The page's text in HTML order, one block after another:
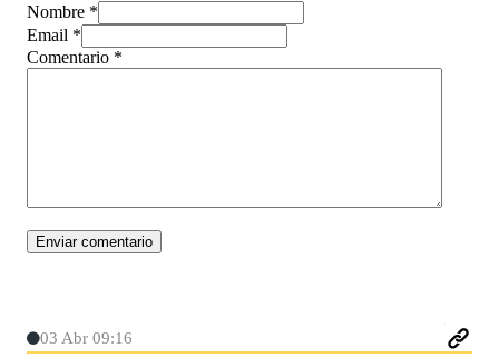
Nombre *
Email *
Comentario *
03 Abr 09:16